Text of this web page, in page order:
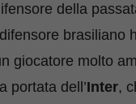
della
brasiliano
giocatore molto
portata dell’Inter,